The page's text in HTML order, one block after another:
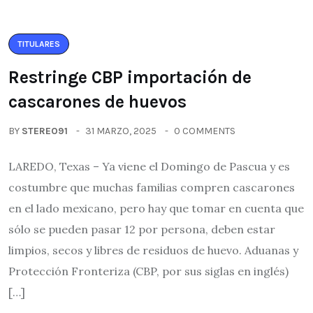
TITULARES
Restringe CBP importación de
cascarones de huevos
BY STEREO91 31 MARZO, 2025 0 COMMENTS
LAREDO, Texas – Ya viene el Domingo de Pascua y es
costumbre que muchas familias compren cascarones
en el lado mexicano, pero hay que tomar en cuenta que
sólo se pueden pasar 12 por persona, deben estar
limpios, secos y libres de residuos de huevo. Aduanas y
Protección Fronteriza (CBP, por sus siglas en inglés)
[…]